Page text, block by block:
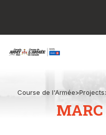
Course de l'Armée>Projects